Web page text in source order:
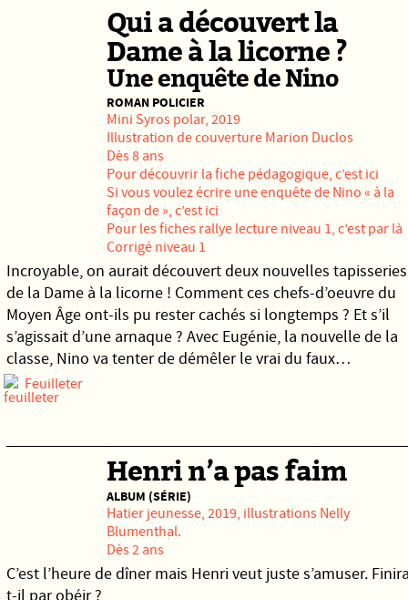
Qui a découvert la
Dame à la licorne ?
Une enquête de Nino
ROMAN POLICIER
Mini Syrospolar, 2019
Illustration de couverture Marion Duclos
Dès 8 ans
Pour découvrir la fiche pédagogique, c’est ici
Si vous voulez écrire une enquête de Nino « à la
façon de », c’est ici
Pour les fiches rallye lecture niveau 1, c’est par là
Corrigé niveau 1
Incroyable, on aurait découvert deux nouvelles tapisseries
de la Dame à la licorne ! Comment ces chefs-d’oeuvre du
Moyen Âge ont-ils pu rester cachés si longtemps ? Et s’il
s’agissait d’une arnaque ? Avec Eugénie, la nouvelle de la
classe, Nino va tenter de démêler le vrai du faux…
Feuilleter
Henri n’a pas faim
ALBUM (SÉRIE)
Hatier jeunesse, 2019, illustrations Nelly
Blumenthal.
Dès 2 ans
C’est l’heure de dîner mais Henri veut juste s’amuser.